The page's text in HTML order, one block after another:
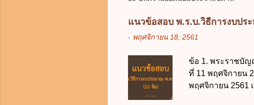
แนวข้อสอบ พ.ร.บ.วิธีการงบปร
- พฤศจิกายน 18, 2561
ข้อ 1. พระราชบัญ
ที่ 11 พฤศจิกายน
พฤศจิกายน 2561